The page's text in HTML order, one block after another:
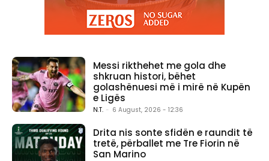
Messi rikthehet me gola dhe
shkruan histori, bëhet
golashënuesi më i mirë në Kupën
e Ligës
N.T. - 6 August, 2026 - 12:36
Drita nis sonte sfidën e raundit të
tretë, përballet me Tre Fiorin në
San Marino